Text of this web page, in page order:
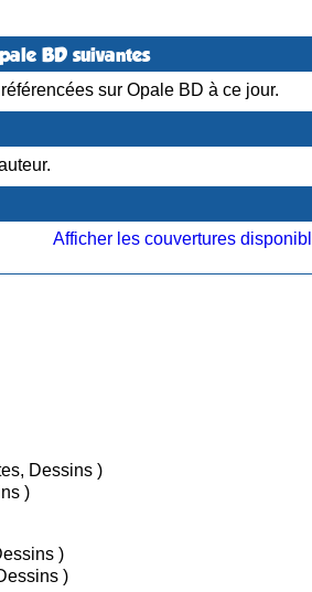
BD suivantes
sur Opale BD à ce jour.
Afficher les couvertures
la planète des chats / Sep 2016 ( Textes, Dessins )
Dessins )
/ Avr 1978 ( Textes, Dessins )
/ Avr 1979 ( Textes, Dessins )